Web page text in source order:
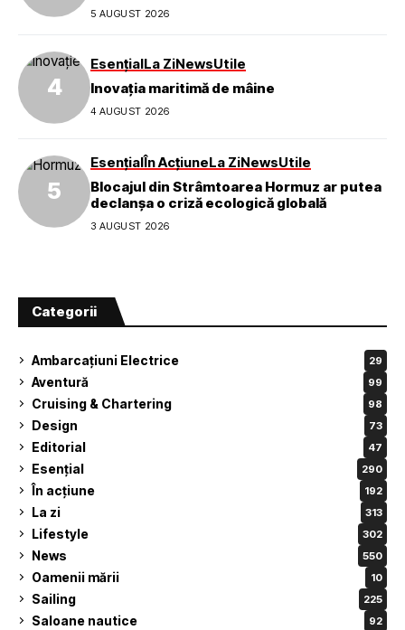
5 AUGUST 2026
EsențialLa ZiNewsUtile
Inovația maritimă de mâine
4 AUGUST 2026
EsențialÎn AcțiuneLa ZiNewsUtile
Blocajul din Strâmtoarea Hormuz ar putea
declanșa o criză ecologică globală
3 AUGUST 2026
Categorii
Ambarcațiuni Electrice 29
Aventură 99
Cruising & Chartering 98
Design 73
Editorial 47
Esențial 290
În acțiune 192
La zi 313
Lifestyle 302
News 550
Oamenii mării 10
Sailing 225
Saloane nautice 92